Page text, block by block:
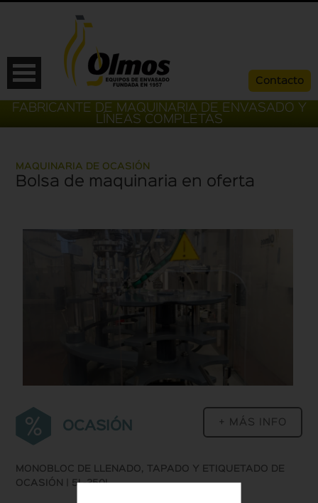
Contacto
FABRICANTE DE MAQUINARIA DE ENVASADO Y
LÍNEAS COMPLETAS
MAQUINARIA DE OCASIÓN
Bolsa de maquinaria en oferta
OCASIÓN + MÁS INFO
MONOBLOC DE LLENADO, TAPADO Y ETIQUETADO DE
OCASIÓN | 5L-250L